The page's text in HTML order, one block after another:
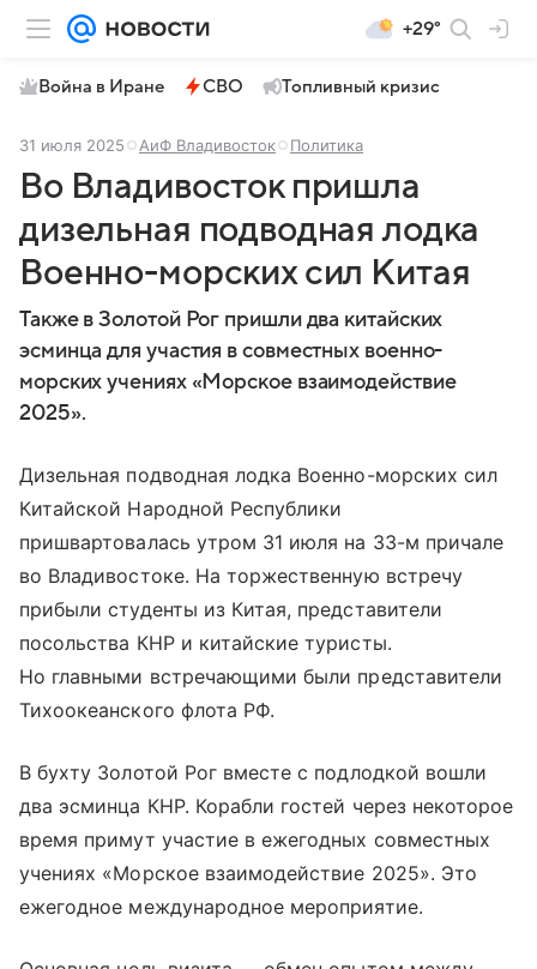
+29°
Война в Иране СВО Топливный кризис
31 июля 2025 АиФ Владивосток Политика
Во Владивосток пришла
дизельная подводная лодка
Военно-морских сил Китая
Также в Золотой Рог пришли два китайских
эсминца для участия в совместных военно-
морских учениях «Морское взаимодействие
2025».
Дизельная подводная лодка Военно-морских сил
Китайской Народной Республики
пришвартовалась утром 31 июля на 33-м причале
во Владивостоке. На торжественную встречу
прибыли студенты из Китая, представители
посольства КНР и китайские туристы.
Но главными встречающими были представители
Тихоокеанского флота РФ.
В бухту Золотой Рог вместе с подлодкой вошли
два эсминца КНР. Корабли гостей через некоторое
время примут участие в ежегодных совместных
учениях «Морское взаимодействие 2025». Это
ежегодное международное мероприятие.